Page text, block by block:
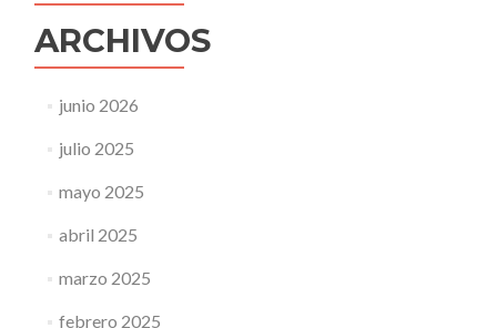
ARCHIVOS
junio 2026
julio 2025
mayo 2025
abril 2025
marzo 2025
febrero 2025